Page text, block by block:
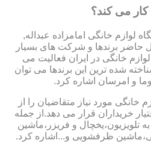
کار می کند؟
لوازم خانگی امامزاده عبداله,
حاضر برندها و شرکت های بسیار
خانگی در ایران فعالیت می
شده ترین این برندها می توان
و امرسان اشاره کرد.
مورد نیاز متقاضیان را از
خریداران قرار می دهد.از جمله
تلویزیون،یخچال و فریزر،ماشین
ظرفشویی و...اشاره کرد.